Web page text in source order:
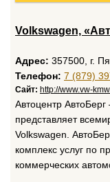
Volkswagen,
Адрес: 357500, г.
Телефон: 7 (879)
Сайт: http://www.vw-
Автоцентр
представляет
Volkswagen.
комплекс услуг по
коммерческих